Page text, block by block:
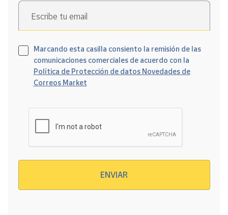
Escribe tu email
Marcando esta casilla consiento la remisión de las
comunicaciones comerciales de acuerdo con la
Política de Protección de datos Novedades de
Correos Market
ENVIAR